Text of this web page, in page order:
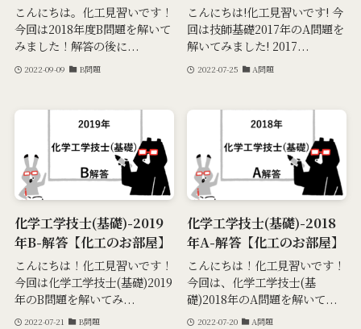
こんにちは。化工見習いです！
今回は2018年度B問題を解いて
みました！解答の後に...
2022-09-09 B問題
こんにちは!化工見習いです! 今
回は技師基礎2017年のA問題を
解いてみました! 2017...
2022-07-25 A問題
化学工学技士(基礎)-2019
年B-解答【化工のお部屋】
こんにちは！化工見習いです！
今回は化学工学技士(基礎)2019
年のB問題を解いてみ...
2022-07-21 B問題
化学工学技士(基礎)-2018
年A-解答【化工のお部屋】
こんにちは！化工見習いです！
今回は、化学工学技士(基
礎)2018年のA問題を解いて...
2022-07-20 A問題